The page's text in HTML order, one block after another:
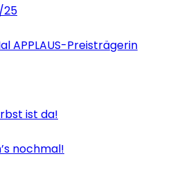
25
APPLAUS-Preisträgerin
ist da!
nochmal!